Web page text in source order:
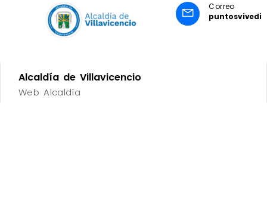
Correo
Alcaldía de Villavicencio
Web Alcaldía